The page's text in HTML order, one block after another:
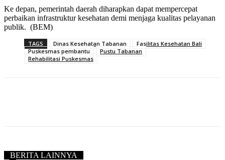
Ke depan, pemerintah daerah diharapkan dapat mempercepat
perbaikan infrastruktur kesehatan demi menjaga kualitas pelayanan
publik. (BEM)
TAGS Dinas Kesehatan Tabanan
Fasilitas Kesehatan Bali
Puskesmas pembantu
Pustu Tabanan
Rehabilitasi Puskesmas
BERITA LAINNYA